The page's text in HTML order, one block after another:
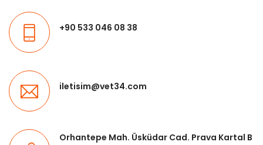
+90 533 046 08 38
iletisim@vet34.com
Orhantepe Mah. Üsküdar Cad. Prava Kartal B